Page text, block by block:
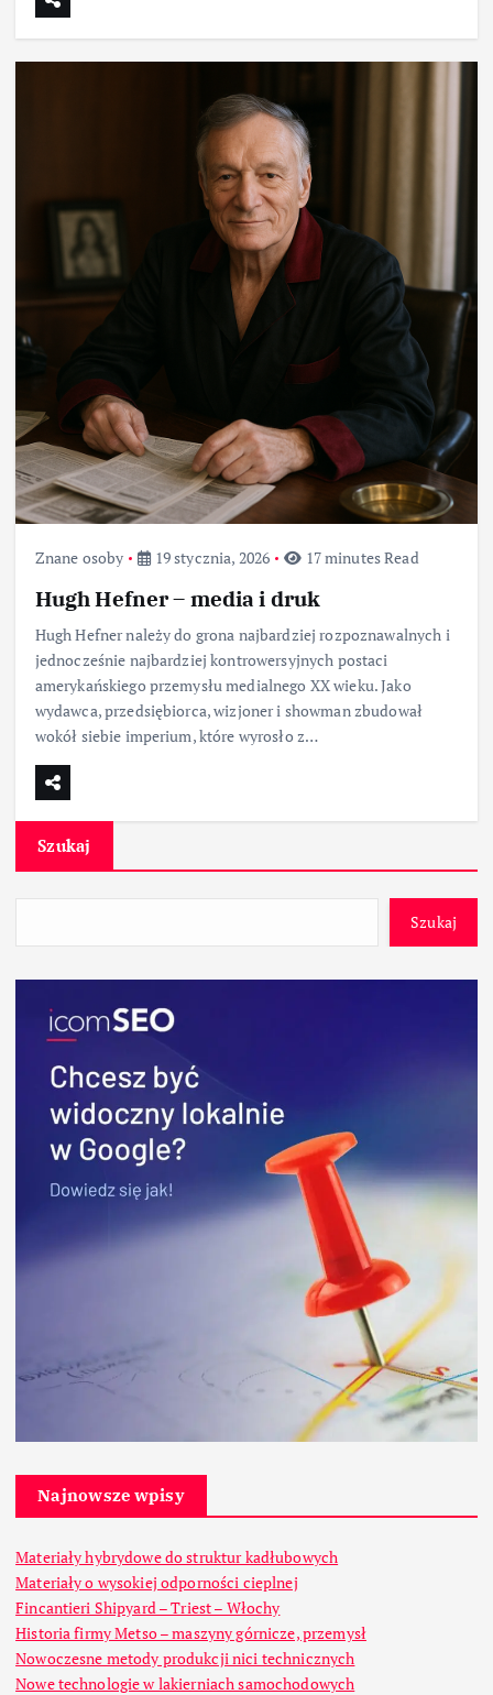
Znane osoby 19 stycznia, 2026 17 minutes Read
Hugh Hefner – media i druk
Hugh Hefner należy do grona najbardziej rozpoznawalnych i
jednocześnie najbardziej kontrowersyjnych postaci
amerykańskiego przemysłu medialnego XX wieku. Jako
wydawca, przedsiębiorca, wizjoner i showman zbudował
wokół siebie imperium, które wyrosło z…
Szukaj
Szukaj
Najnowsze wpisy
Materiały hybrydowe do struktur kadłubowych
Materiały o wysokiej odporności cieplnej
Fincantieri Shipyard – Triest – Włochy
Historia firmy Metso – maszyny górnicze, przemysł
Nowoczesne metody produkcji nici technicznych
Nowe technologie w lakierniach samochodowych